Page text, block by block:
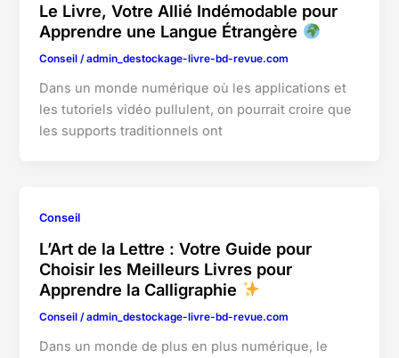
Le Livre, Votre Allié Indémodable pour
Apprendre une Langue Étrangère
Conseil /admin_destockage-livre-bd-revue.com
Dans un monde numérique où les applications et
les tutoriels vidéo pullulent, on pourrait croire que
les supports traditionnels ont
Conseil
L’Art de la Lettre : Votre Guide pour
Choisir les Meilleurs Livres pour
Apprendre la Calligraphie
Conseil /admin_destockage-livre-bd-revue.com
Dans un monde de plus en plus numérique, le